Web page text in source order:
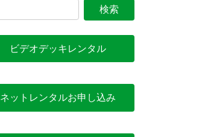
ビデオデッキレンタル
ネットレンタルお申し込み